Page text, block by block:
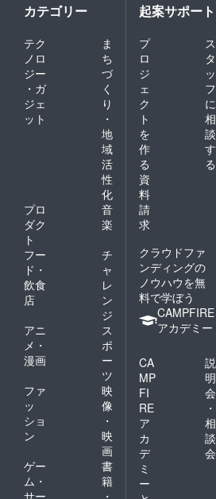
カテゴリー
テク
ノロ
ジー
・ガ
ジェ
ット
ま
ち
づ
く
り
・
地
域
活
性
化
プロ
ダク
ト
音
楽
フー
ド・
飲食
店
チ
ャ
レ
ン
ジ
アニ
メ・
漫画
ス
ポ
ー
ツ
ファ
ッ
ショ
ン
映
像
・
映
画
ゲー
ム・
サー
書
籍
・
起案サポート
プ
ロ
ジ
ェ
ク
ト
を
作
る
ス
タ
ッ
フ
に
相
談
す
る
資
料
請
求
クラウドファ
ンディングの
ノウハウを無
料で学ぼう
CAMPFIRE
アカデミー
CA
MP
FI
RE
ア
カ
デ
ミ
ー
説
明
会
・
相
談
会